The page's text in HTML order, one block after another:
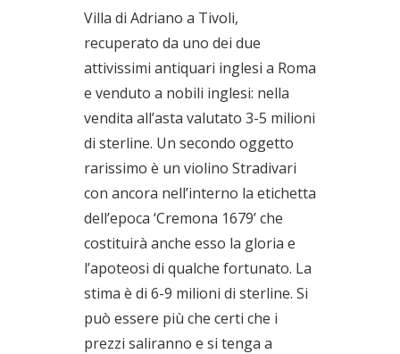
Villa di Adriano a Tivoli,
recuperato da uno dei due
attivissimi antiquari inglesi a Roma
e venduto a nobili inglesi: nella
vendita all’asta valutato 3-5 milioni
di sterline. Un secondo oggetto
rarissimo è un violino Stradivari
con ancora nell’interno la etichetta
dell’epoca ‘Cremona 1679’ che
costituirà anche esso la gloria e
l’apoteosi di qualche fortunato. La
stima è di 6-9 milioni di sterline. Si
può essere più che certi che i
prezzi saliranno e si tenga a